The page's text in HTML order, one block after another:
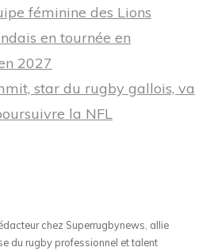
féminine des Lions
en tournée en
2027
star du rugby gallois, va
la NFL
chez Superrugbynews, allie
du rugby professionnel et talent